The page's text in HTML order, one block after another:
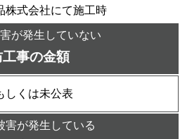
株式会社にて施工時
が発生していない
事の金額
しくは未公表
害が発生している